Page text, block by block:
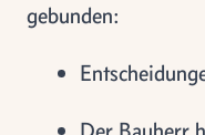
gebunden: